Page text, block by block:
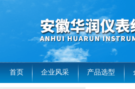
首页 企业风采 产品选型